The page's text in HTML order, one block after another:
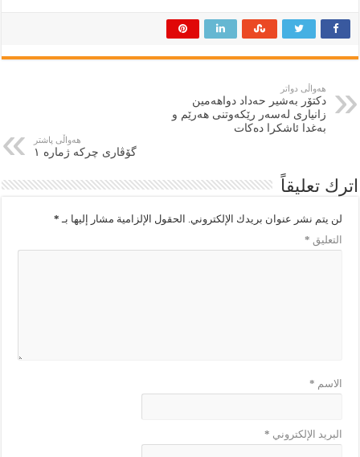
هەواڵی دواتر
دكتۆر بەشیر حەداد دواهەمین
زانیاری لەسەر رێكەوتنی هەرێم و
بەغدا ئاشكرا دەكات
هەواڵی پاشتر
گۆڤاری چرکە ژمارە ١
اترك تعليقاً
لن يتم نشر عنوان بريدك الإلكتروني. الحقول الإلزامية مشار إليها بـ *
التعليق *
الاسم *
البريد الإلكتروني *